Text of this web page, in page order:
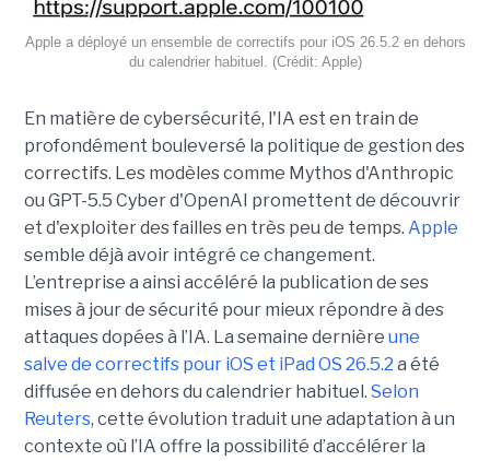
Apple a déployé un ensemble de correctifs pour iOS 26.5.2 en dehors
du calendrier habituel. (Crédit: Apple)
En matière de cybersécurité, l'IA est en train de
profondément bouleversé la politique de gestion des
correctifs. Les modèles comme Mythos d'Anthropic
ou GPT-5.5 Cyber d'OpenAI promettent de découvrir
et d'exploiter des failles en très peu de temps. Apple
semble déjà avoir intégré ce changement.
L’entreprise a ainsi accéléré la publication de ses
mises à jour de sécurité pour mieux répondre à des
attaques dopées à l’IA. La semaine dernière une
salve de correctifs pour iOS et iPad OS 26.5.2 a été
diffusée en dehors du calendrier habituel. Selon
Reuters, cette évolution traduit une adaptation à un
contexte où l’IA offre la possibilité d’accélérer la